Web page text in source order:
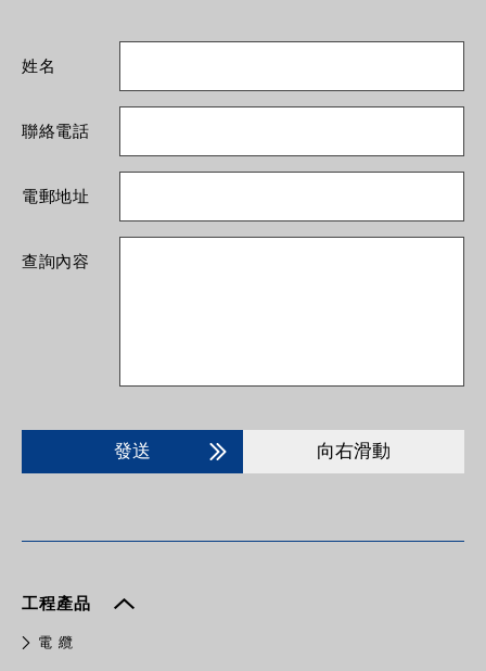
姓名
聯絡電話
電郵地址
查詢內容
發送 向右滑動
工程產品
電 纜